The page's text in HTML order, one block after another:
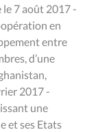
le 7 août 2017 -
en
entre
d’une
2017 -
une
et ses Etats